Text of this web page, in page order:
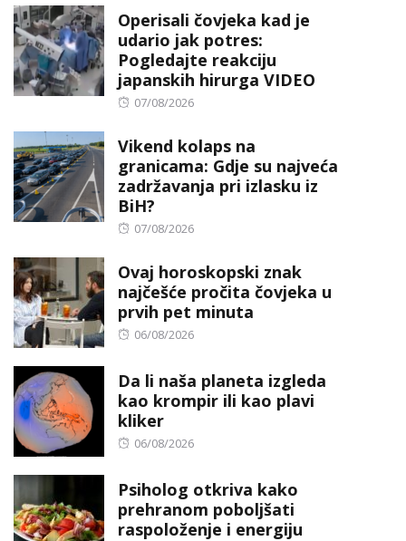
Operisali čovjeka kad je
udario jak potres:
Pogledajte reakciju
japanskih hirurga VIDEO
Posted
07/08/2026
Vikend kolaps na
granicama: Gdje su najveća
zadržavanja pri izlasku iz
BiH?
Posted
07/08/2026
Ovaj horoskopski znak
najčešće pročita čovjeka u
prvih pet minuta
Posted
06/08/2026
Da li naša planeta izgleda
kao krompir ili kao plavi
kliker
Posted
06/08/2026
Psiholog otkriva kako
prehranom poboljšati
raspoloženje i energiju